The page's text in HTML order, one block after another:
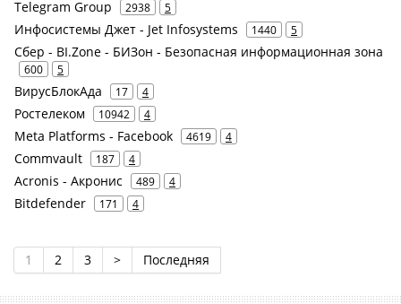
Telegram Group 2938 5
Инфосистемы Джет - Jet Infosystems 1440 5
Сбер - BI.Zone - БИЗон - Безопасная информационная зона
600 5
ВирусБлокАда 17 4
Ростелеком 10942 4
Meta Platforms - Facebook 4619 4
Commvault 187 4
Acronis - Акронис 489 4
Bitdefender 171 4
1 2 3 > Последняя